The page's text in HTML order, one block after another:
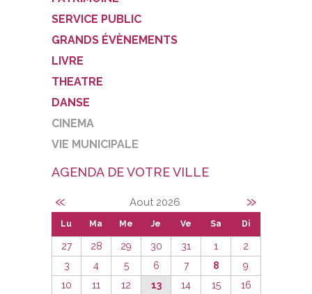
SERVICE PUBLIC
GRANDS ÉVÈNEMENTS
LIVRE
THEATRE
DANSE
CINEMA
VIE MUNICIPALE
AGENDA DE VOTRE VILLE
« Aout 2026 »
Lu Ma Me Je Ve Sa Di
27 28 29 30 31 1
2
3
4 5 6 7 8
9
10
11 12 13 14 15
16